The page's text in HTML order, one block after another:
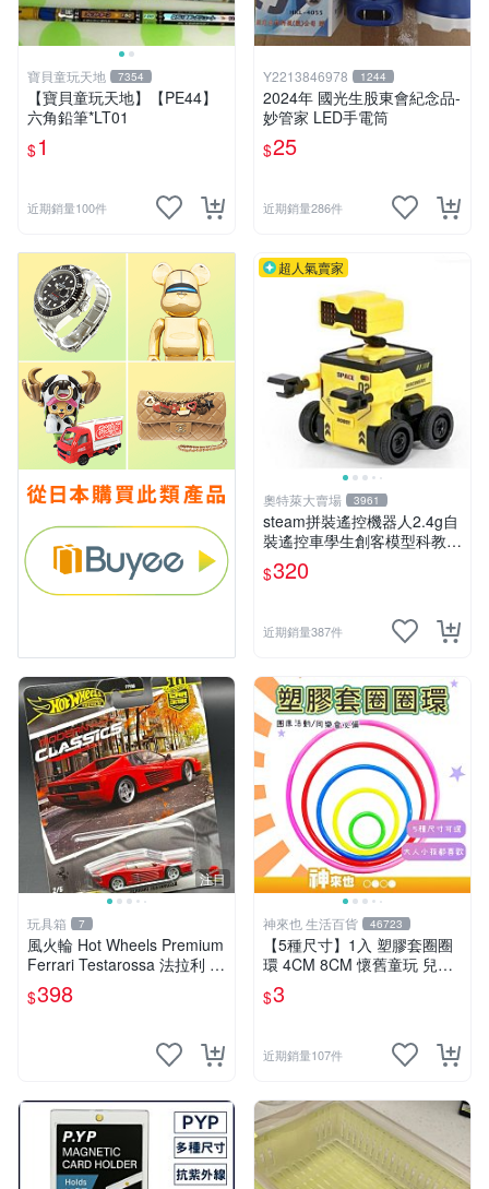
寶貝童玩天地 7354
【寶貝童玩天地】【PE44】
六角鉛筆*LT01
$1
近期銷量100件
Y2213846978 1244
2024年 國光生股東會紀念品-
妙管家 LED手電筒
$25
近期銷量286件
超人氣賣家
奧特萊大賣場 3961
steam拼裝遙控機器人2.4g自
裝遙控車學生創客模型科教玩
具 推薦推薦締造W
$320
近期銷量387件
注目
玩具箱 7
風火輪 Hot Wheels Premium
Ferrari Testarossa 法拉利 M
odern Classics 2號
$398
神來也 生活百貨 46723
【5種尺寸】1入 塑膠套圈圈
環 4CM 8CM 懷舊童玩 兒童
玩具 夜市套圈圈 塑膠套環 遊
戲道具 套環
$3
近期銷量107件